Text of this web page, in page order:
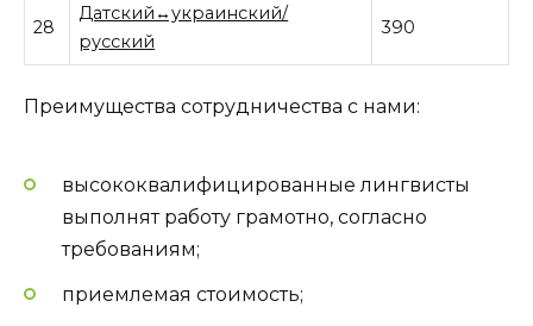
28
Датский↔украинский/
русский
390
Преимущества сотрудничества с нами:
высококвалифицированные лингвисты
выполнят работу грамотно, согласно
требованиям;
приемлемая стоимость;